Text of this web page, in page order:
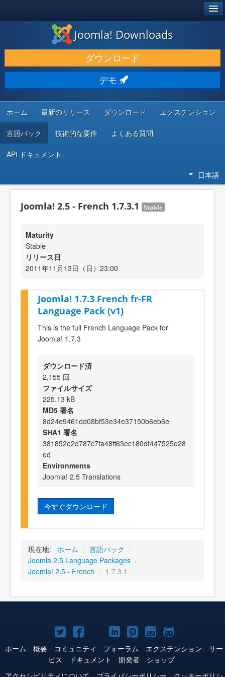
ダウンロードと機能拡張
発見と学び
コミュニティとサポート
開発者向けリソース
Joomla! Downloads
ダウンロード
デモ
ホーム 最新のリリース ダウンロード エクステンション
言語パック 技術的な要件 よくある質問
API ドキュメント
日本語
Joomla! 2.5 - French 1.7.3.1 Stable
Maturity
Stable
リリース日
2011年11月13日（日）23:00
Joomla! 1.7.3 French fr-FR
Language Pack (v1)
This is the full French Language Pack for
Joomla! 1.7.3
ダウンロード済
2,155 回
ファイルサイズ
225.13 kB
MD5 署名
8d24e9461dd08bf53e34e37150b6eb6e
SHA1 署名
381852e2d787c7fa48ff63ec180df447525e28
ed
Environments
Joomla! 2.5 Translations
今すぐダウンロード
現在地: ホーム / 言語パック /
Joomla 2.5 Language Packages /
Joomla! 2.5 - French / 1.7.3.1
Joomla!
Twitter
Joomla!
Facebook
Joomla!
YouTube
Joomla!
LinkedIn
Joomla!
Pinterest
Joomla!
Instagram
Joomla!
GitHub
ホーム 概要 コミュニティ フォーラム エクステンション
サー
ビス
ドキュメント 開発者
ショップ